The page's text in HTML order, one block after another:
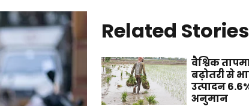
Related Stories
वैश्विक
बढ़ोतरी से
उत्पादन
अनुमान